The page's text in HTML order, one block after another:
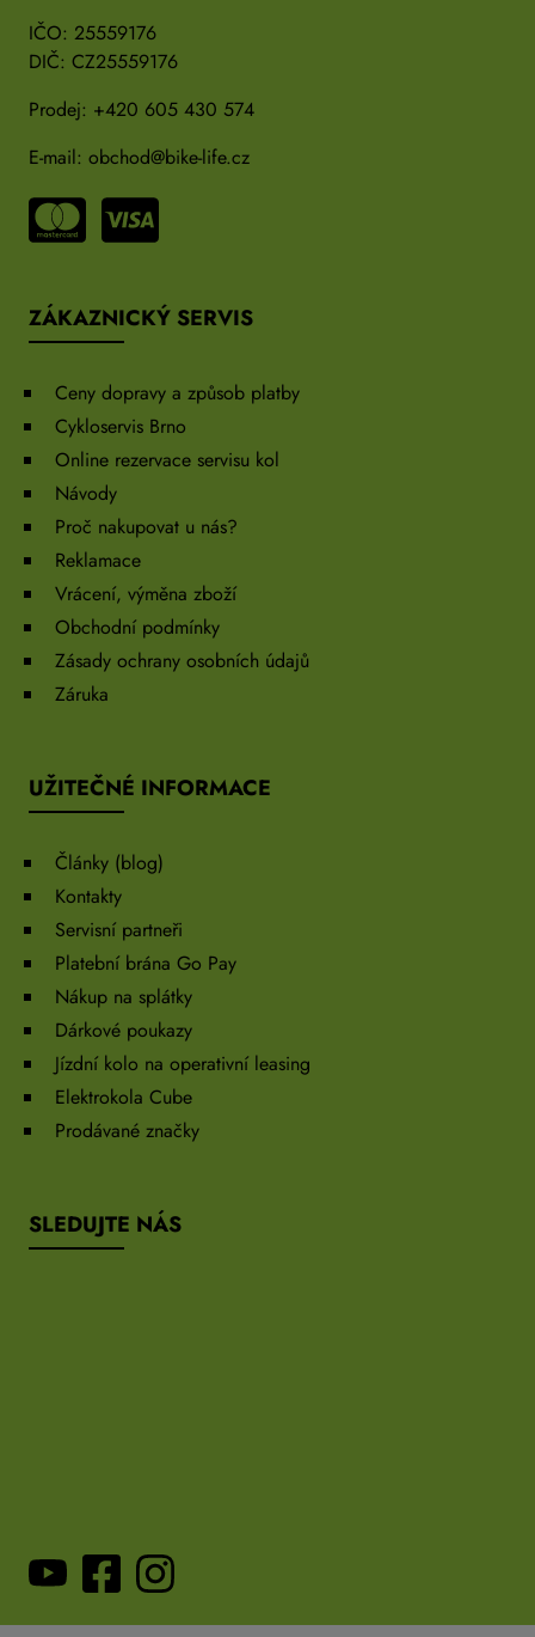
IČO: 25559176
DIČ: CZ25559176
Prodej: +420 605 430 574
E-mail: obchod@bike-life.cz
ZÁKAZNICKÝ SERVIS
Ceny dopravy a způsob platby
Cykloservis Brno
Online rezervace servisu kol
Návody
Proč nakupovat u nás?
Reklamace
Vrácení, výměna zboží
Obchodní podmínky
Zásady ochrany osobních údajů
Záruka
UŽITEČNÉ INFORMACE
Články (blog)
Kontakty
Servisní partneři
Platební brána Go Pay
Nákup na splátky
Dárkové poukazy
Jízdní kolo na operativní leasing
Elektrokola Cube
Prodávané značky
SLEDUJTE NÁS